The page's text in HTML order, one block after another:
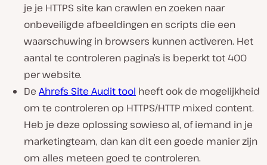
je je HTTPS site kan crawlen en zoeken naar
onbeveiligde afbeeldingen en scripts die een
waarschuwing in browsers kunnen activeren. Het
aantal te controleren pagina’s is beperkt tot 400
per website.
De Ahrefs Site Audit tool heeft ook de mogelijkheid
om te controleren op HTTPS/HTTP mixed content.
Heb je deze oplossing sowieso al, of iemand in je
marketingteam, dan kan dit een goede manier zijn
om alles meteen goed te controleren.